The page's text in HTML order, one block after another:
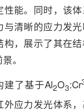
性能。同时，该
与清晰的应力发
构，展示了其在
。
建了基于Al2O3:Cr
外应力发光体系